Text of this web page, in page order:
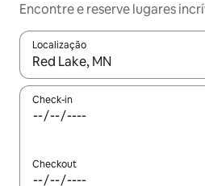
Encontre e reserve lugares
Localização
Quando os resultados
Check-in
Checkout